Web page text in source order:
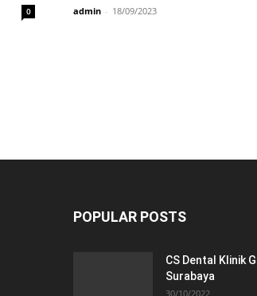
0 admin - 18/09/2023
POPULAR POSTS
CS Dental Klinik
Surabaya
30/10/2022